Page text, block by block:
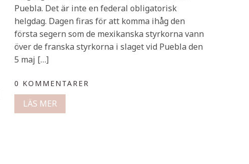
Puebla. Det är inte en federal obligatorisk
helgdag. Dagen firas för att komma ihåg den
första segern som de mexikanska styrkorna vann
över de franska styrkorna i slaget vid Puebla den
5 maj […]
0 KOMMENTARER
LÄS MER